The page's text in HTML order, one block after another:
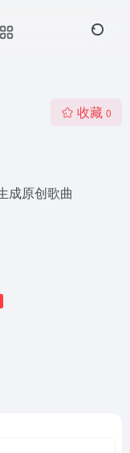
收藏 0
成原创歌曲